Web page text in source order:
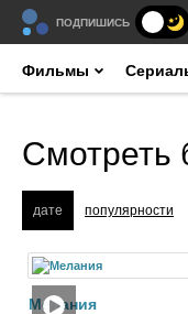
ПОДПИШИСЬ
Фильмы
Смотреть
дате популярности
Мелания